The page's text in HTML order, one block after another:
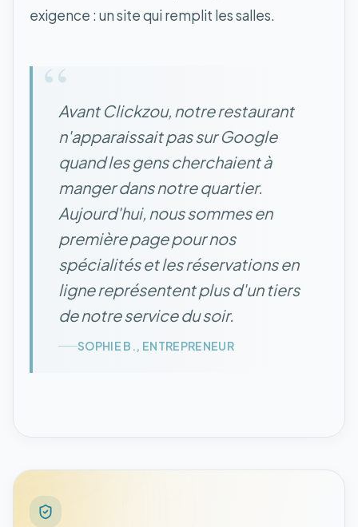
exigence : un site qui remplit les salles.
“Avant Clickzou, notre restaurant
n'apparaissait pas sur Google
quand les gens cherchaient à
manger dans notre quartier.
Aujourd'hui, nous sommes en
première page pour nos
spécialités et les réservations en
ligne représentent plus d'un tiers
de notre service du soir.
SOPHIE B., ENTREPRENEUR